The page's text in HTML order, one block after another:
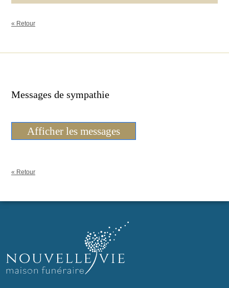
« Retour
Messages de sympathie
Afficher les messages
« Retour